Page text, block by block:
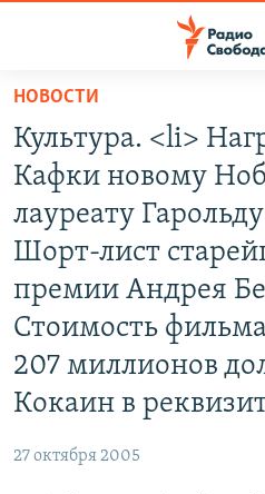
упрощенного
доступа
Вернуться
основному
содержанию
Вернутся
главной
навигации
Вернутся
ПОДКАСТЫ
АВТОРСКИЕ ПРОЕКТЫ
ЦИТАТЫ СВОБОДЫ
МНЕНИЯ
КУЛЬТУРА
IDEL.РЕАЛИИ
КАВКАЗ.РЕАЛИИ
НОВОСТИ
Культура. <li>
Кафки новому
лауреату
Шорт-лист
премии Андрея
Стоимость
207 миллионов
Кокаин в
27 октября 2005